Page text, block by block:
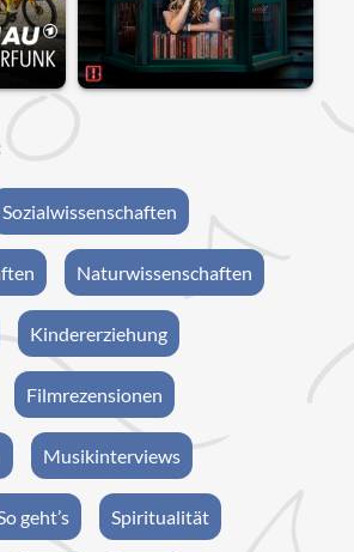
Sozialwissenschaften
Naturwissenschaften
Kindererziehung
Filmrezensionen
Musikinterviews
geht’s Spiritualität